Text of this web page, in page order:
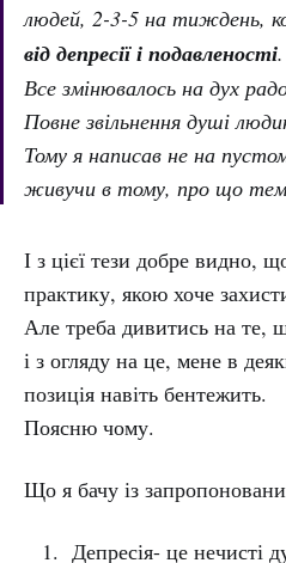
людей, 2-3-5 на тиждень,
від депресії і подавленості.
Все змінювалось на дух
Повне звільнення душі
Тому я написав не на
живучи в тому, про що
І з цієї тези добре видно,
практику, якою хоче
Але треба дивитись на те,
і з огляду на це, мене в
позиція навіть бентежить.
Поясню чому.
Що я бачу із
Депресія- це нечисті